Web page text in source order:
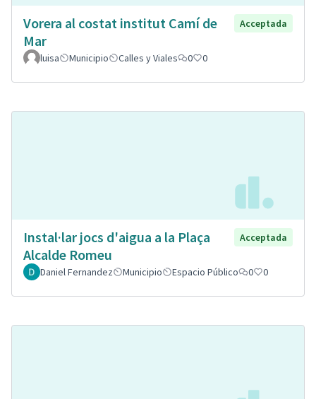
Vorera al costat institut Camí de
Mar
Acceptada
luisa Municipio Calles y Viales 0 0
Instal·lar jocs d'aigua a la Plaça
Alcalde Romeu
Acceptada
Daniel Fernandez Municipio Espacio Público 0 0